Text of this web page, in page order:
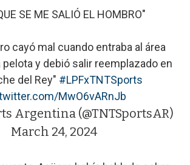
SE ME SALIÓ EL HOMBRO"
cayó mal cuando entraba al área
y debió salir reemplazado en
del Rey" #LPFxTNTSports
MwO6vARnJb
Argentina (@TNTSportsAR)
March 24, 2024